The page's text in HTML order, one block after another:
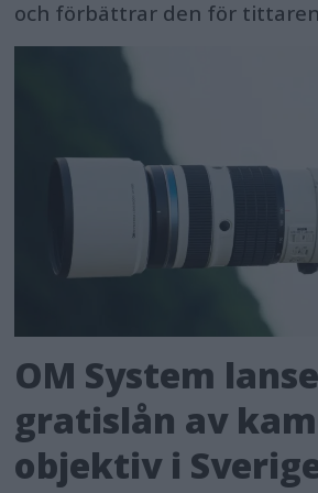
och förbättrar den för
OM System
gratislån av
objektiv i